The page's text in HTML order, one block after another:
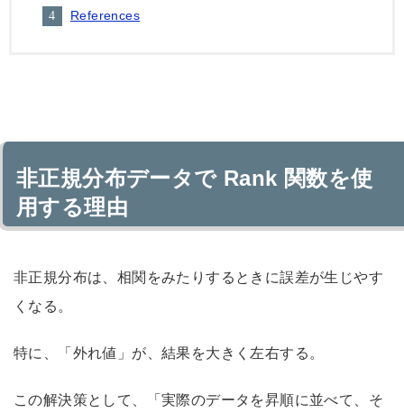
References
非正規分布データで Rank 関数を使
用する理由
非正規分布は、相関をみたりするときに誤差が生じやす
くなる。
特に、「外れ値」が、結果を大きく左右する。
この解決策として、「実際のデータを昇順に並べて、そ